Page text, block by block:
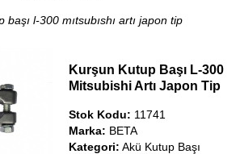
başı l-300 mıtsubıshı artı japon tip
Kurşun Kutup Başı L-300
Mitsubishi Artı Japon Tip
Stok Kodu: 11741
Marka: BETA
Kategori: Akü Kutup Başı